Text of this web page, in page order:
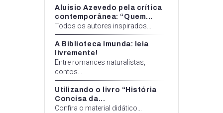
Aluísio Azevedo pela crítica
contemporânea: “Quem...
Todos os autores inspirados...
A Biblioteca Imunda: leia
livremente!
Entre romances naturalistas,
contos...
Utilizando o livro “História
Concisa da...
Confira o material didático...